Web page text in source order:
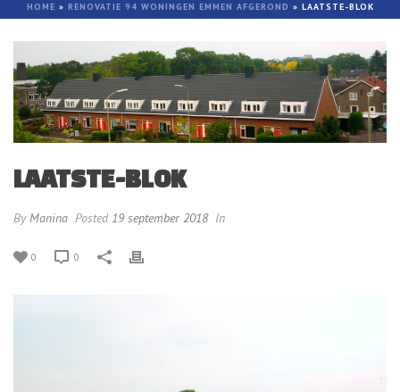
HOME » RENOVATIE 94 WONINGEN EMMEN AFGEROND » LAATSTE-BLOK
LAATSTE-BLOK
By Manina Posted 19 september 2018 In
0 0